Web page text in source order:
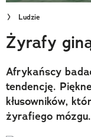
Wielki Konkurs
Trendbook
Polecane
Ludzie
Żyrafy
Afrykańscy
tendencję.
kłusowników,
żyrafiego mózgu.